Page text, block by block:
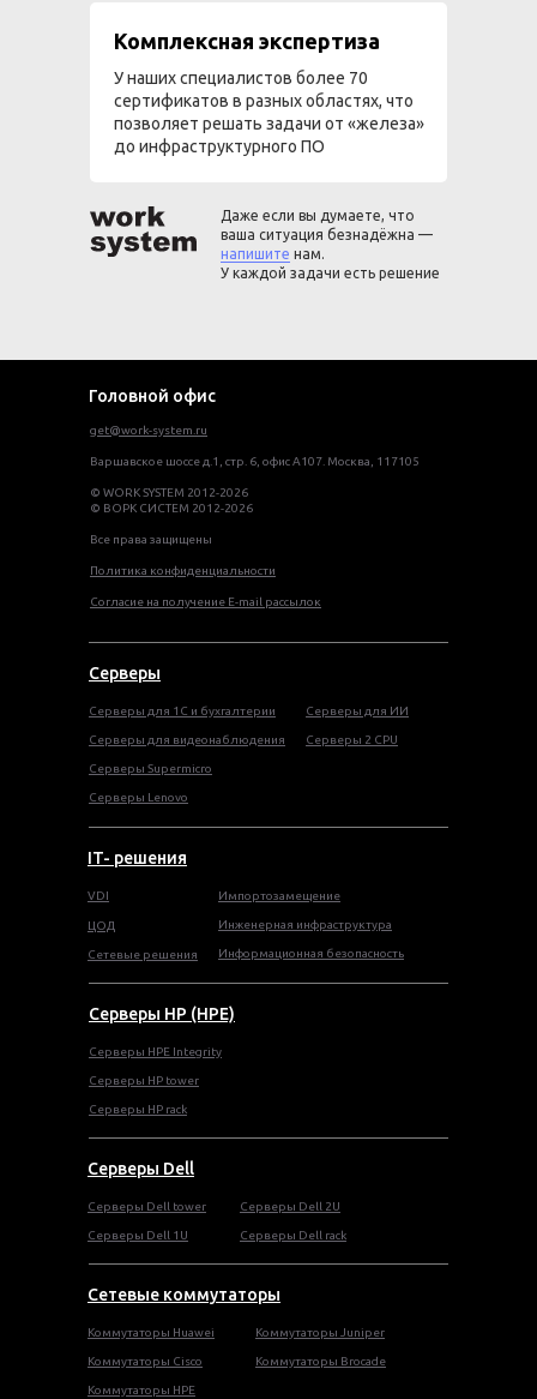
Комплексная экспертиза
У наших специалистов более 70
сертификатов в разных областях, что
позволяет решать задачи от «железа»
до инфраструктурного ПО
Даже если вы думаете, что
ваша ситуация безнадёжна —
напишите нам.
У каждой задачи есть решение
get@work-system.ru
Варшавское шоссе д.1, стр. 6, офис А107. Москва, 117105
© WORK SYSTEM 2012-2026
© ВОРК СИСТЕМ 2012-2026
Все права защищены
Политика конфиденциальности
Согласие на получение E-mail рассылок
Головной офис
Серверы
Серверы HP (HPE)
Серверы Dell
Сетевые коммутаторы
Серверы для 1С и бухгалтерии
Серверы для видеонаблюдения
Серверы Supermicro
Серверы HPE Integrity
Cерверы HP tower
Cерверы HP rack
Серверы Lenovo
Серверы для ИИ
Серверы 2 CPU
Cерверы Dell tower
Серверы Dell 1U
Серверы Dell 2U
Серверы Dell rack
VDI
ЦОД
Сетевые решения
Импортозамещение
Инженерная инфраструктура
Информационная безопасность
IT- решения
Коммутаторы Huawei
Коммутаторы Cisco
Коммутаторы HPE
Коммутаторы Juniper
Коммутаторы Brocade